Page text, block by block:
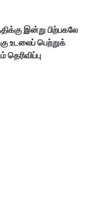
இன்று பிற்பகலே
உடலைப் பெற்றுக்